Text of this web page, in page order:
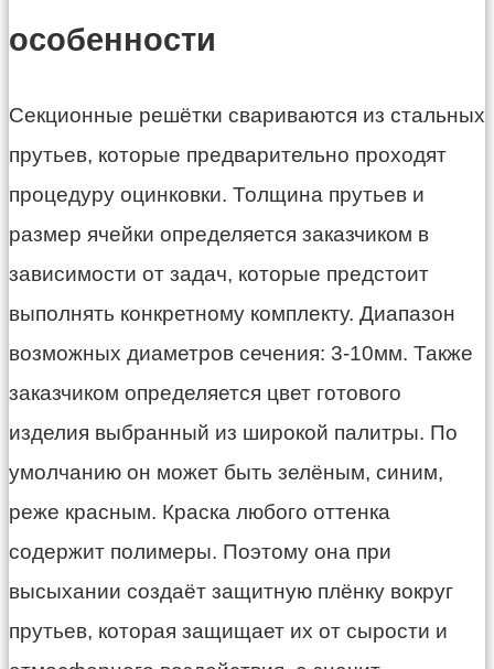
особенности
Секционные решётки свариваются из стальных
прутьев, которые предварительно проходят
процедуру оцинковки. Толщина прутьев и
размер ячейки определяется заказчиком в
зависимости от задач, которые предстоит
выполнять конкретному комплекту. Диапазон
возможных диаметров сечения: 3-10мм. Также
заказчиком определяется цвет готового
изделия выбранный из широкой палитры. По
умолчанию он может быть зелёным, синим,
реже красным. Краска любого оттенка
содержит полимеры. Поэтому она при
высыхании создаёт защитную плёнку вокруг
прутьев, которая защищает их от сырости и